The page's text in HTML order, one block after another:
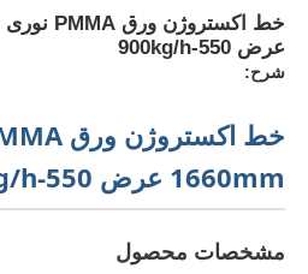
عرض 550-900kg/h
شرح:
1660mm عرض 550-900kg/h
مشخصات محصول